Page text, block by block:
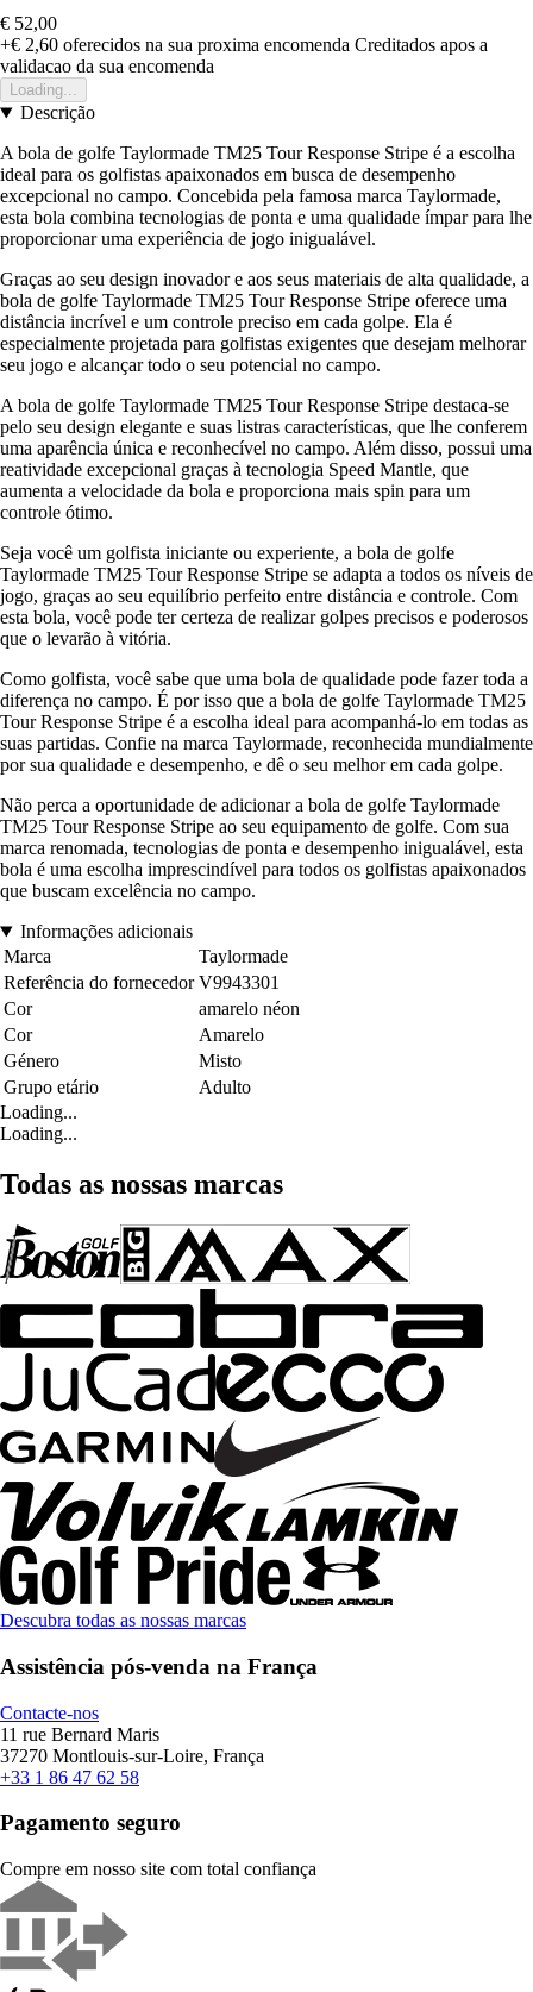
€ 52,00
+€ 2,60 oferecidos na sua proxima encomenda Creditados apos a
validacao da sua encomenda
Loading...
Descrição
A bola de golfe Taylormade TM25 Tour Response Stripe é a escolha
ideal para os golfistas apaixonados em busca de desempenho
excepcional no campo. Concebida pela famosa marca Taylormade,
esta bola combina tecnologias de ponta e uma qualidade ímpar para lhe
proporcionar uma experiência de jogo inigualável.
Graças ao seu design inovador e aos seus materiais de alta qualidade, a
bola de golfe Taylormade TM25 Tour Response Stripe oferece uma
distância incrível e um controle preciso em cada golpe. Ela é
especialmente projetada para golfistas exigentes que desejam melhorar
seu jogo e alcançar todo o seu potencial no campo.
A bola de golfe Taylormade TM25 Tour Response Stripe destaca-se
pelo seu design elegante e suas listras características, que lhe conferem
uma aparência única e reconhecível no campo. Além disso, possui uma
reatividade excepcional graças à tecnologia Speed Mantle, que
aumenta a velocidade da bola e proporciona mais spin para um
controle ótimo.
Seja você um golfista iniciante ou experiente, a bola de golfe
Taylormade TM25 Tour Response Stripe se adapta a todos os níveis de
jogo, graças ao seu equilíbrio perfeito entre distância e controle. Com
esta bola, você pode ter certeza de realizar golpes precisos e poderosos
que o levarão à vitória.
Como golfista, você sabe que uma bola de qualidade pode fazer toda a
diferença no campo. É por isso que a bola de golfe Taylormade TM25
Tour Response Stripe é a escolha ideal para acompanhá-lo em todas as
suas partidas. Confie na marca Taylormade, reconhecida mundialmente
por sua qualidade e desempenho, e dê o seu melhor em cada golpe.
Não perca a oportunidade de adicionar a bola de golfe Taylormade
TM25 Tour Response Stripe ao seu equipamento de golfe. Com sua
marca renomada, tecnologias de ponta e desempenho inigualável, esta
bola é uma escolha imprescindível para todos os golfistas apaixonados
que buscam excelência no campo.
Informações adicionais
Marca
Taylormade
Referência do fornecedor V9943301
Cor
amarelo néon
Cor
Amarelo
Género
Misto
Grupo etário
Adulto
Loading...
Loading...
Todas as nossas marcas
Descubra todas as nossas marcas
Assistência pós-venda na França
Contacte-nos
11 rue Bernard Maris
37270 Montlouis-sur-Loire, França
+33 1 86 47 62 58
Pagamento seguro
Compre em nosso site com total confiança